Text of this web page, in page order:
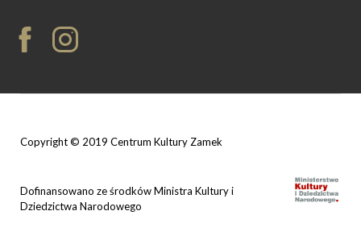
Copyright © 2019 Centrum Kultury Zamek
Dofinansowano ze środków Ministra Kultury i
Dziedzictwa Narodowego